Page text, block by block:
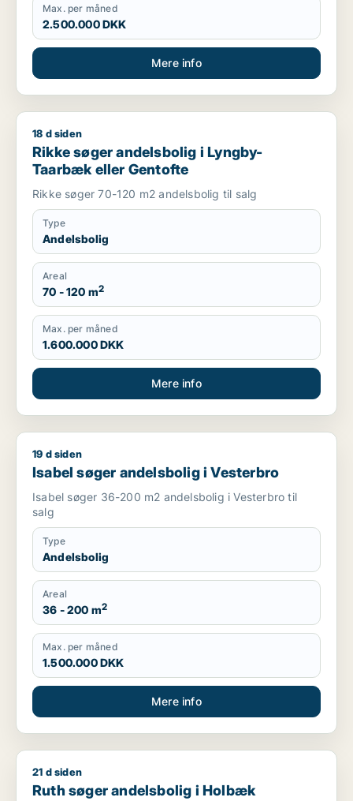
Max. per måned
2.500.000 DKK
Mere info
Rikke søger andelsbolig i Lyngby-Taarbæk eller Gentofte
18 d siden
Rikke søger andelsbolig i Lyngby-
Taarbæk eller Gentofte
Rikke søger 70-120 m2 andelsbolig til salg
Type
Andelsbolig
Areal
70 - 120 m2
Max. per måned
1.600.000 DKK
Mere info
Isabel søger andelsbolig i Vesterbro
19 d siden
Isabel søger andelsbolig i Vesterbro
Isabel søger 36-200 m2 andelsbolig i Vesterbro til
salg
Type
Andelsbolig
Areal
36 - 200 m2
Max. per måned
1.500.000 DKK
Mere info
Ruth søger andelsbolig i Holbæk
21 d siden
Ruth søger andelsbolig i Holbæk